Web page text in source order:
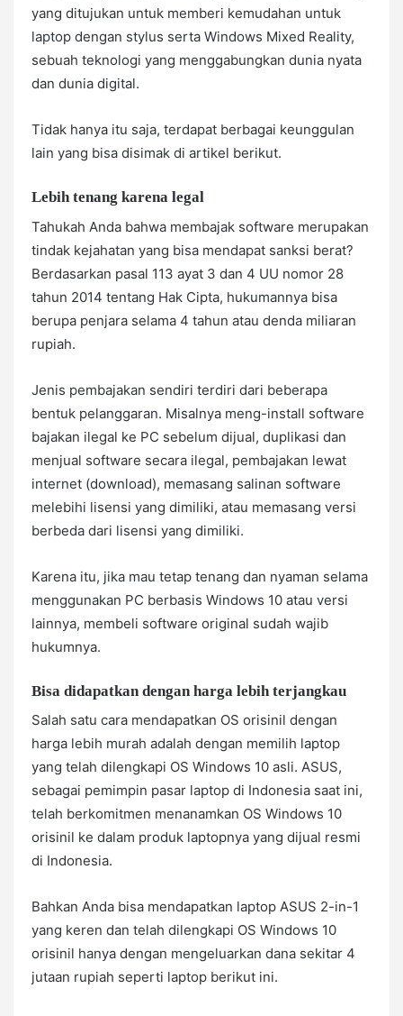
yang ditujukan untuk memberi kemudahan untuk
laptop dengan stylus serta Windows Mixed Reality,
sebuah teknologi yang menggabungkan dunia nyata
dan dunia digital.
Tidak hanya itu saja, terdapat berbagai keunggulan
lain yang bisa disimak di artikel berikut.
Lebih tenang karena legal
Tahukah Anda bahwa membajak software merupakan
tindak kejahatan yang bisa mendapat sanksi berat?
Berdasarkan pasal 113 ayat 3 dan 4 UU nomor 28
tahun 2014 tentang Hak Cipta, hukumannya bisa
berupa penjara selama 4 tahun atau denda miliaran
rupiah.
Jenis pembajakan sendiri terdiri dari beberapa
bentuk pelanggaran. Misalnya meng-install software
bajakan ilegal ke PC sebelum dijual, duplikasi dan
menjual software secara ilegal, pembajakan lewat
internet (download), memasang salinan software
melebihi lisensi yang dimiliki, atau memasang versi
berbeda dari lisensi yang dimiliki.
Karena itu, jika mau tetap tenang dan nyaman selama
menggunakan PC berbasis Windows 10 atau versi
lainnya, membeli software original sudah wajib
hukumnya.
Bisa didapatkan dengan harga lebih terjangkau
Salah satu cara mendapatkan OS orisinil dengan
harga lebih murah adalah dengan memilih laptop
yang telah dilengkapi OS Windows 10 asli. ASUS,
sebagai pemimpin pasar laptop di Indonesia saat ini,
telah berkomitmen menanamkan OS Windows 10
orisinil ke dalam produk laptopnya yang dijual resmi
di Indonesia.
Bahkan Anda bisa mendapatkan laptop ASUS 2-in-1
yang keren dan telah dilengkapi OS Windows 10
orisinil hanya dengan mengeluarkan dana sekitar 4
jutaan rupiah seperti laptop berikut ini.